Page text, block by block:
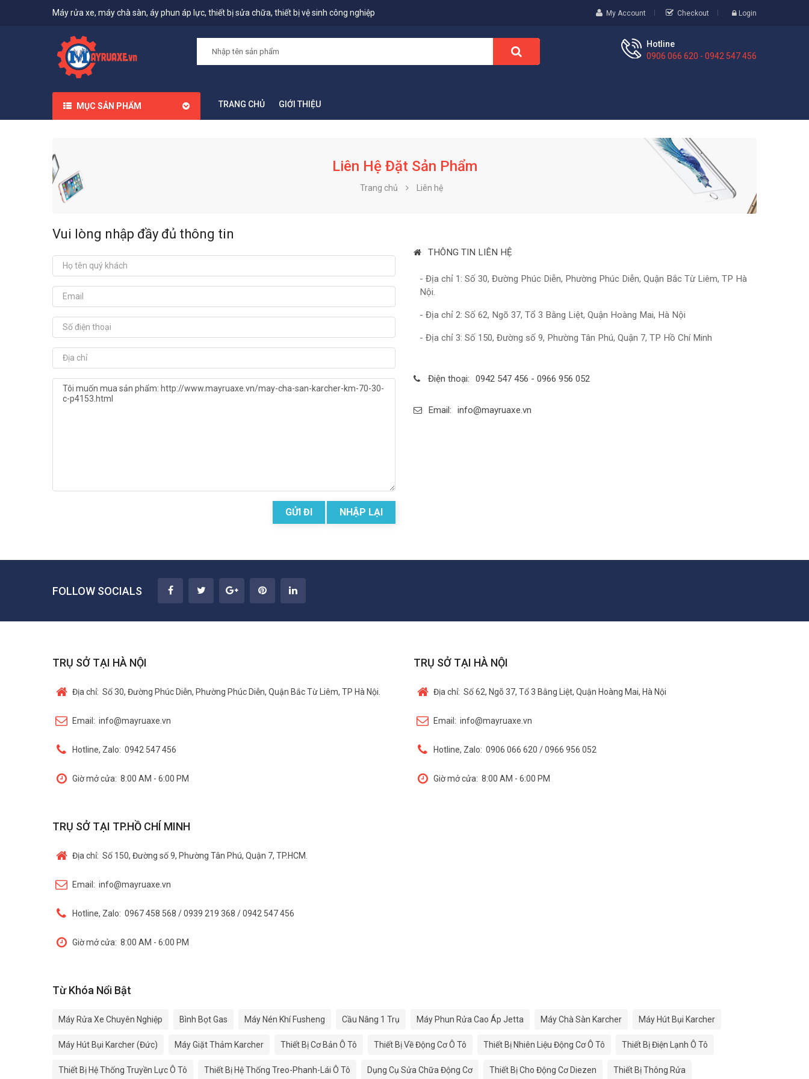
Máy rửa xe, máy chà sàn, áy phun áp lực, thiết bị sửa chữa, thiết bị vệ sinh công nghiệp My Account Checkout Login
Hotline
0906 066 620 - 0942 547 456
MỤC SẢN PHẨM TRANG CHỦ GIỚI THIỆU
Liên Hệ Đặt Sản Phẩm
Trang chủ Liên hệ
Vui lòng nhập đầy đủ thông tin
GỬI ĐI
THÔNG TIN LIÊN HỆ
- Địa chỉ 1: Số 30, Đường Phúc Diễn, Phường Phúc Diễn, Quận Bắc Từ Liêm, TP Hà
Nội.
- Địa chỉ 2: Số 62, Ngõ 37, Tổ 3 Bằng Liệt, Quận Hoàng Mai, Hà Nội
- Địa chỉ 3: Số 150, Đường số 9, Phường Tân Phú, Quận 7, TP Hồ Chí Minh
Điện thoại: 0942 547 456 - 0966 956 052
Email: info@mayruaxe.vn
FOLLOW SOCIALS
TRỤ SỞ TẠI HÀ NỘI
Địa chỉ: Số 30, Đường Phúc Diễn, Phường Phúc Diễn, Quận Bắc Từ Liêm, TP Hà Nội.
Email: info@mayruaxe.vn
Hotline, Zalo: 0942 547 456
Giờ mở cửa: 8:00 AM - 6:00 PM
TRỤ SỞ TẠI HÀ NỘI
Địa chỉ: Số 62, Ngõ 37, Tổ 3 Bằng Liệt, Quận Hoàng Mai, Hà Nội
Email: info@mayruaxe.vn
Hotline, Zalo: 0906 066 620 / 0966 956 052
Giờ mở cửa: 8:00 AM - 6:00 PM
TRỤ SỞ TẠI TP.HỒ CHÍ MINH
Địa chỉ: Số 150, Đường số 9, Phường Tân Phú, Quận 7, TP.HCM.
Email: info@mayruaxe.vn
Hotline, Zalo: 0967 458 568 / 0939 219 368 / 0942 547 456
Giờ mở cửa: 8:00 AM - 6:00 PM
Từ Khóa Nổi Bật
Máy Rửa Xe Chuyên Nghiệp Bình Bọt Gas Máy Nén Khí Fusheng Cầu Nâng 1 Trụ Máy Phun Rửa Cao Áp Jetta Máy Chà Sàn Karcher Máy Hút Bụi Karcher
Máy Hút Bụi Karcher (Đức) Máy Giặt Thảm Karcher Thiết Bị Cơ Bản Ô Tô Thiết Bị Về Động Cơ Ô Tô Thiết Bị Nhiên Liệu Động Cơ Ô Tô Thiết Bị Điện Lạnh Ô Tô
Thiết Bị Hệ Thống Truyền Lực Ô Tô Thiết Bị Hệ Thống Treo-Phanh-Lái Ô Tô Dụng Cụ Sửa Chữa Động Cơ Thiết Bị Cho Động Cơ Diezen Thiết Bị Thông Rửa